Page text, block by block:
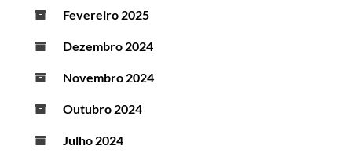
Fevereiro 2025
Dezembro 2024
Novembro 2024
Outubro 2024
Julho 2024